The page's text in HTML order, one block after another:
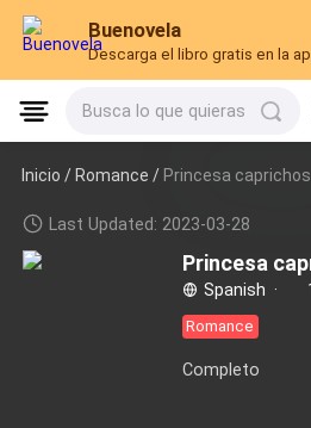
Buenovela
Descarga el libro gratis en la
Busca lo que quieras
Inicio /Romance / Princesa
Last Updated: 2023-03-28
Princesa
Spanish ·
Romance
Completo